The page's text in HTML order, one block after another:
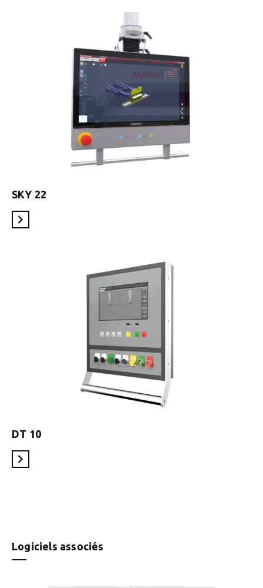
SKY 22
En savoir plus
DT 10
En savoir plus
Logiciels associés